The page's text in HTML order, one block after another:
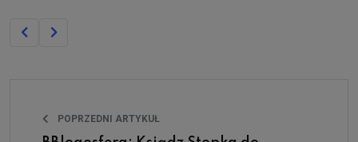
POPRZEDNI ARTYKUŁ